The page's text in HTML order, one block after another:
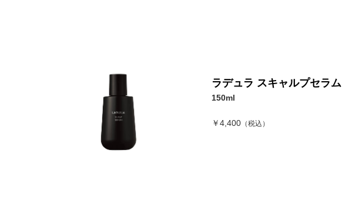
ラデュラ スキャルプセラム
150ml
￥4,400 （税込）